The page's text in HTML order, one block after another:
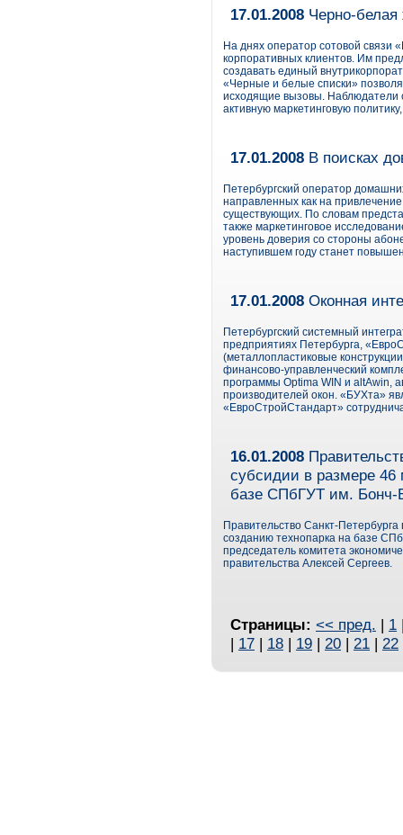
17.01.2008 Черно-
На днях оператор сотовой связи
корпоративных клиентов. Им
создавать единый
«Черные и белые списки»
исходящие вызовы. Наблюдатели
активную маркетинговую
17.01.2008 В поисках
Петербургский оператор
направленных как на
существующих. По словам
также маркетинговое
уровень доверия со стороны
наступившем году станет
17.01.2008 Оконная
Петербургский системный
предприятиях Петербурга,
(металлопластиковые
финансово-управленческий
программы Optima WIN и altAwin,
производителей окон. «БУХта»
«ЕвроСтройСтандарт»
16.01.2008
субсидии в размере 46
базе СПбГУТ им. Бонч-
Правительство Санкт-
созданию технопарка на базе
председатель комитета
правительства Алексей Сергеев.
Страницы: << пред. | 1
| 17 | 18 | 19 | 20 | 21 | 22